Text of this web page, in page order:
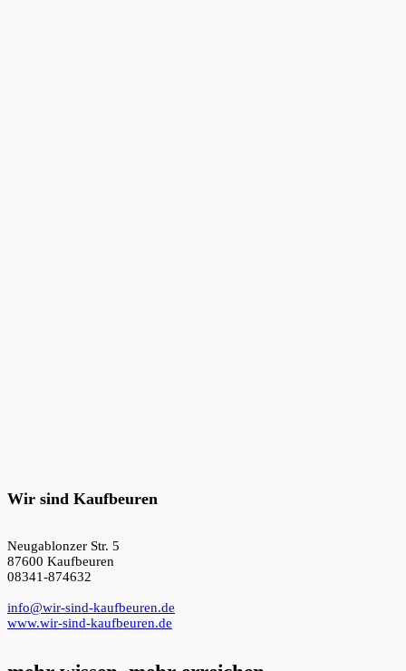
Wir sind Kaufbeuren
Neugablonzer Str. 5
87600 Kaufbeuren
08341-874632
info@wir-sind-kaufbeuren.de
www.wir-sind-kaufbeuren.de